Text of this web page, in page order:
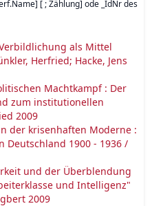
[ ; Zählung] ode _IdNr des
als Mittel
Herfried; Hacke, Jens
Machtkampf : Der
zum institutionellen
2009
der krisenhaften Moderne :
Deutschland 1900 - 1936 /
und der Überblendung
und Intelligenz"
2009